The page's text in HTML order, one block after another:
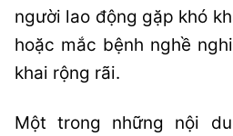
người lao động gặp khó
hoặc mắc bệnh nghề
khai rộng rãi.
Một trong những nội